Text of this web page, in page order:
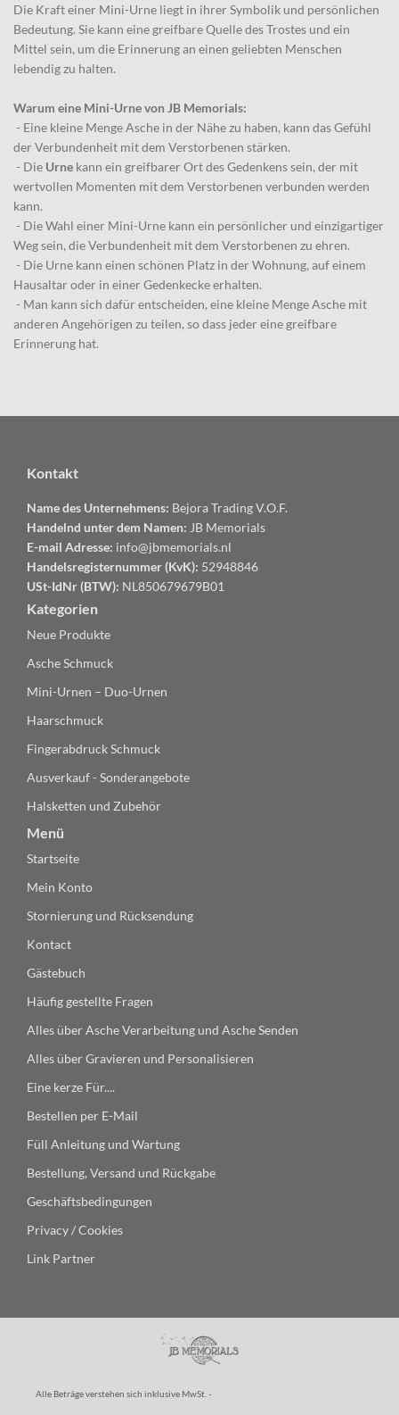
Die Kraft einer Mini-Urne liegt in ihrer Symbolik und persönlichen
Bedeutung. Sie kann eine greifbare Quelle des Trostes und ein
Mittel sein, um die Erinnerung an einen geliebten Menschen
lebendig zu halten.
Warum eine Mini-Urne von JB Memorials:
- Eine kleine Menge Asche in der Nähe zu haben, kann das Gefühl
der Verbundenheit mit dem Verstorbenen stärken.
- Die Urne kann ein greifbarer Ort des Gedenkens sein, der mit
wertvollen Momenten mit dem Verstorbenen verbunden werden
kann.
- Die Wahl einer Mini-Urne kann ein persönlicher und einzigartiger
Weg sein, die Verbundenheit mit dem Verstorbenen zu ehren.
- Die Urne kann einen schönen Platz in der Wohnung, auf einem
Hausaltar oder in einer Gedenkecke erhalten.
- Man kann sich dafür entscheiden, eine kleine Menge Asche mit
anderen Angehörigen zu teilen, so dass jeder eine greifbare
Erinnerung hat.
Kontakt
Name des Unternehmens: Bejora Trading V.O.F.
Handelnd unter dem Namen: JB Memorials
E-mail Adresse: info@jbmemorials.nl
Handelsregisternummer (KvK): 52948846
USt-IdNr (BTW): NL850679679B01
Kategorien
Neue Produkte
Asche Schmuck
Mini-Urnen – Duo-Urnen
Haarschmuck
Fingerabdruck Schmuck
Ausverkauf - Sonderangebote
Halsketten und Zubehör
Menü
Startseite
Mein Konto
Stornierung und Rücksendung
Kontact
Gästebuch
Häufig gestellte Fragen
Alles über Asche Verarbeitung und Asche Senden
Alles über Gravieren und Personalisieren
Eine kerze Für....
Bestellen per E-Mail
Füll Anleitung und Wartung
Bestellung, Versand und Rückgabe
Geschäftsbedingungen
Privacy / Cookies
Link Partner
Alle Beträge verstehen sich inklusive MwSt. -